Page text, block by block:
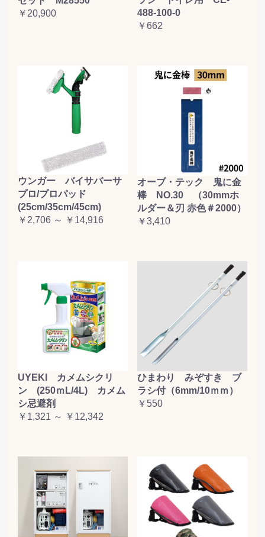
カートへ進む
￥20,900
488-100-0
￥662
ウンガー バイサバーサ
プロ/プロパッド
(25cm/35cm/45cm)
￥2,706 ～ ￥14,916
オーブ・テック 鬼に金
棒 NO.30 （30mmホ
ルダー＆刃 赤色＃2000）
￥3,410
UYEKI カメムシクリ
ン (250ｍL/4L) カメム
シ忌避剤
￥1,321 ～ ￥12,342
ひまわり みぞすき ブ
ラシ付（6mm/10ｍｍ）
￥550